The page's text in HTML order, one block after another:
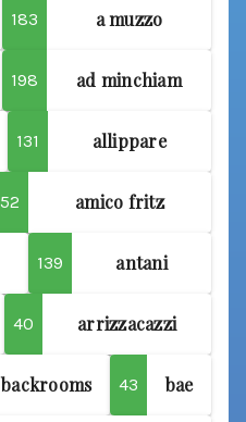
183 a muzzo
198 ad minchiam
131 allippare
52 amico fritz
139 antani
40 arrizzacazzi
backrooms 43 bae